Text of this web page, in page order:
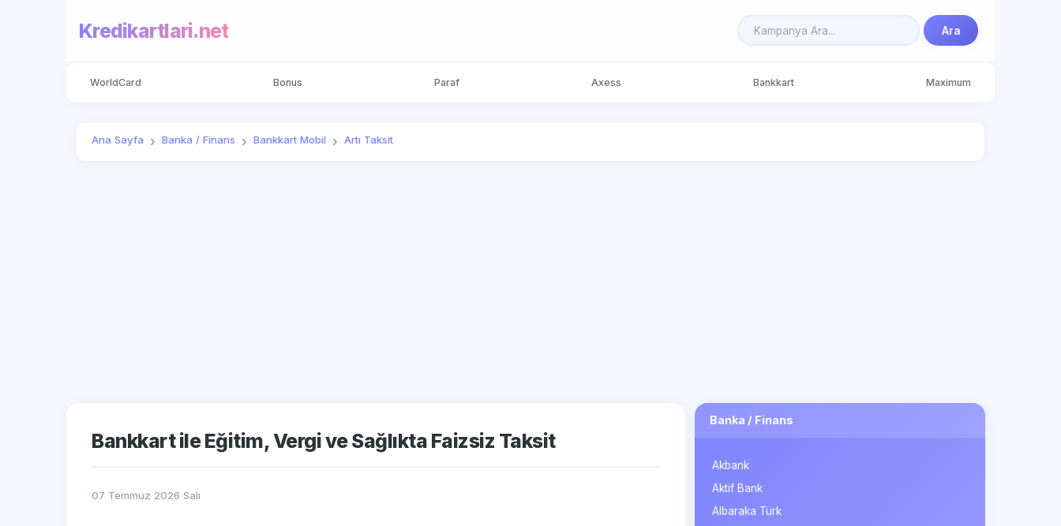
Kredikartlari.net Ara
WorldCard Bonus Paraf Axess Bankkart Maximum
Ana Sayfa Banka / Finans Bankkart Mobil Artı Taksit
Bankkart ile Eğitim, Vergi ve Sağlıkta Faizsiz Taksit
07 Temmuz 2026 Salı
Banka / Finans
Akbank
Aktif Bank
Albaraka Türk